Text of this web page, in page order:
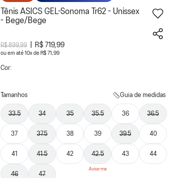
Tênis ASICS GEL-Sonoma Tr62 - Unissex
- Bege/Bege
R$ 899,99 R$ 719,99
ou 10x de R$ 71,99
Cor:
Tamanhos Guia de medidas
33.5 34 35 35.5 36 36.5
37 37.5 38 39 39.5 40
41 41.5 42 42.5 43 44
46 47